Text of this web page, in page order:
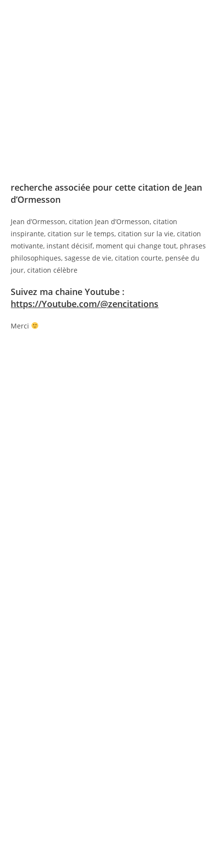
recherche associée pour cette citation de Jean
d’Ormesson
Jean d’Ormesson, citation Jean d’Ormesson, citation
inspirante, citation sur le temps, citation sur la vie, citation
motivante, instant décisif, moment qui change tout, phrases
philosophiques, sagesse de vie, citation courte, pensée du
jour, citation célèbre
Suivez ma chaine Youtube :
https://Youtube.com/@zencitations
Merci